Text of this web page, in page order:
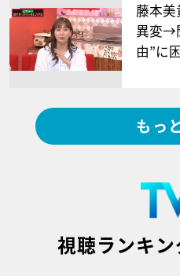
藤本
異変→
由”に
もっ
視聴ランキン